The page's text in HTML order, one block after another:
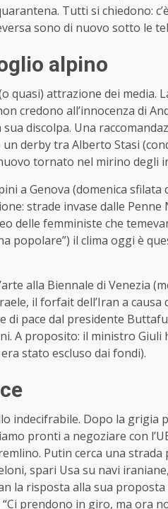
Tutti si chiedono:
sono di nuovo sotto le
alpino
quasi) attrazione dei media.
credono all’innocenza di
discolpa. Una
derby tra Alberto Stasi
tornato nel mirino degli
a Genova (domenica
strade invase dalle
delle femministe che
popolare”) il clima oggi è
alla Biennale di Venezia
il forfait dell’Iran a
di pace dal presidente
A proposito: il ministro
stato escluso dai fondi).
indecifrabile. Dopo la grigia
pronti a negoziare con
Putin cerca una
spari Usa su navi
la risposta alla sua
“Ci prendono in giro, ma ora